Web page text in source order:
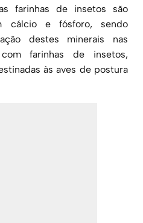
farinhas de insetos são
cálcio e fósforo, sendo
destes minerais nas
farinhas de insetos,
às aves de postura